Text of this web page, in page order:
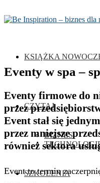
KSIĄŻKA
CZYTAJ
BIZNES
SZKOLENIA
Eventy w spa –
Eventy firmowe do
przez
Event stał się
przez mniejsze
również sektora
Event to termin